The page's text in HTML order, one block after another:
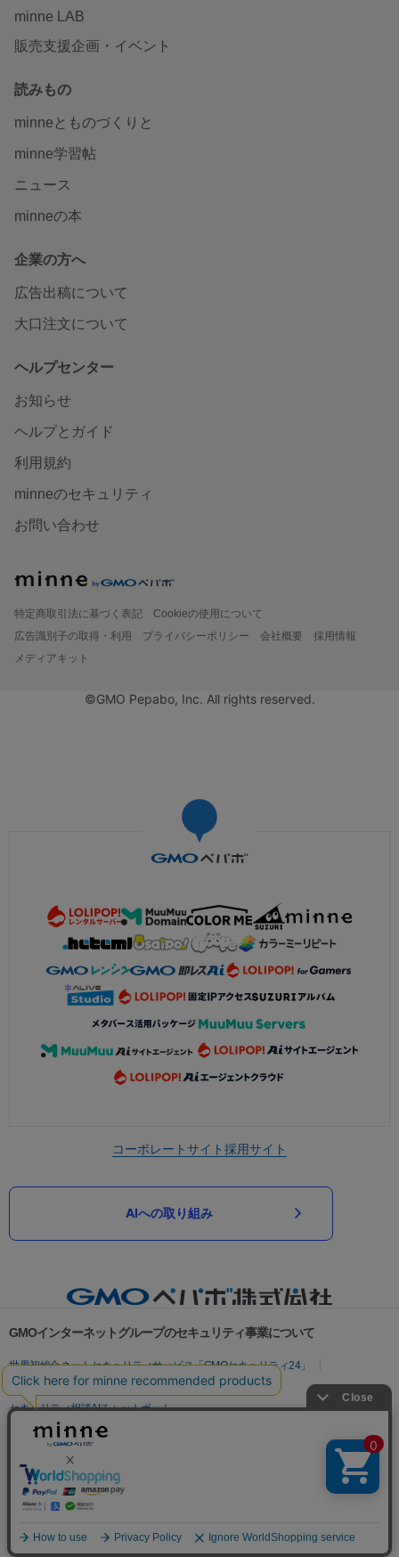
minne LAB
販売支援企画・イベント
読みもの
minneとものづくりと
minne学習帖
ニュース
minneの本
企業の方へ
広告出稿について
大口注文について
ヘルプセンター
お知らせ
ヘルプとガイド
利用規約
minneのセキュリティ
お問い合わせ
特定商取引法に基づく表記
Cookieの使用について
広告識別子の取得・利用
プライバシーポリシー 会社概要
採用情報
メディアキット
©GMO Pepabo, Inc. All rights reserved.
コーポレートサイト採用サイト
AIへの取り組み
GMOインターネットグループのセキュリティ事業について
世界初総合ネットセキュリティサービス「GMOセキュリティ24」
パスワード漏洩診断
Webサイトリスク診断
セキュリティ相談AIチャットボット
実在証明・盗聴対策
サイバー攻撃対策（GMO Flatt Security）
セキュリティ事業の軌跡